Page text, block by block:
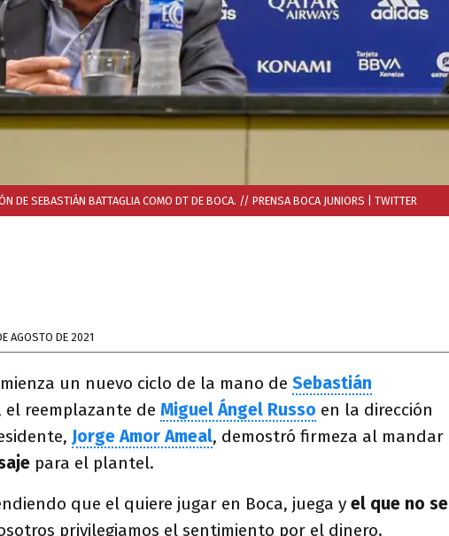
DE SEBASTIÁN BATTAGLIA COMO DT DE BOCA. // PRENSA BOCA JUNIORS | TWITTER
AGOSTO DE 2021
un nuevo ciclo de la mano de Sebastián
el reemplazante de Miguel Ángel Russo en la dirección
Jorge Amor Ameal, demostró firmeza al mandar
para el plantel.
que el quiere jugar en Boca, juega y el que no se
privilegiamos el sentimiento por el dinero.